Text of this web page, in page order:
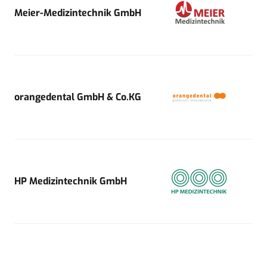
Meier-Medizintechnik GmbH
orangedental GmbH & Co.KG
HP Medizintechnik GmbH